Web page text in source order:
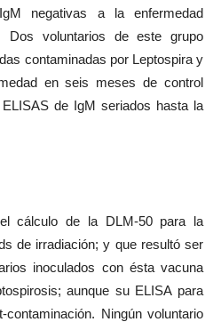
negativas a la enfermedad
Dos voluntarios de este grupo
contaminadas por Leptospira y
en seis meses de control
de IgM seriados hasta la
cálculo de la DLM-50 para la
de irradiación; y que resultó ser
inoculados con ésta vacuna
aunque su ELISA para
Ningún voluntario